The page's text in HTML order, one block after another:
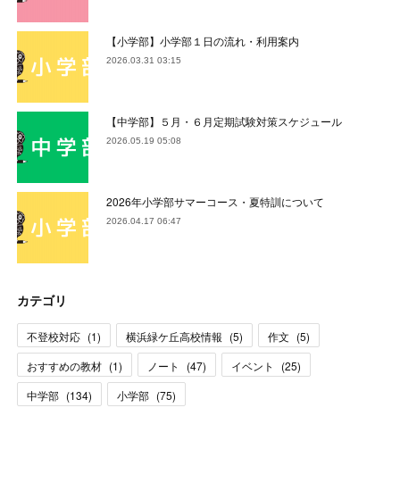
【小学部】小学部１日の流れ・利用案内
2026.03.31 03:15
【中学部】５月・６月定期試験対策スケジュール
2026.05.19 05:08
2026年小学部サマーコース・夏特訓について
2026.04.17 06:47
カテゴリ
不登校対応 (1) 横浜緑ケ丘高校情報 (5) 作文 (5)
おすすめの教材 (1) ノート (47) イベント (25)
中学部 (134) 小学部 (75)